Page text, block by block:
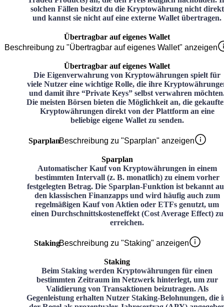
solchen Fällen besitzt du die Kryptowährung nicht direkt
und kannst sie nicht auf eine externe Wallet übertragen.
Übertragbar auf eigenes Wallet
Beschreibung zu "Übertragbar auf eigenes Wallet" anzeigen
Übertragbar auf eigenes Wallet
Die Eigenverwahrung von Kryptowährungen spielt für
viele Nutzer eine wichtige Rolle, die ihre
und damit ihre “Private Keys” selbst verwahren
Die meisten Börsen bieten die Möglichkeit an, die
Kryptowährungen direkt von der Plattform an eine
beliebige eigene Wallet zu senden.
SparplanBeschreibung zu "Sparplan" anzeigen
Sparplan
Automatischer Kauf von Kryptowährungen in einem
bestimmten Intervall (z. B. monatlich) zu einem vorher
festgelegten Betrag. Die Sparplan-Funktion ist bekannt
den klassischen Finanzapps und wird häufig auch zum
regelmäßigen Kauf von Aktien oder ETFs genutzt, um
einen Durchschnittskosteneffekt (Cost Average Effect) zu
erreichen.
StakingBeschreibung zu "Staking" anzeigen
Staking
Beim Staking werden Kryptowährungen für einen
bestimmten Zeitraum im Netzwerk hinterlegt, um zur
Validierung von Transaktionen beizutragen. Als
Gegenleistung erhalten Nutzer Staking-Belohnungen, die